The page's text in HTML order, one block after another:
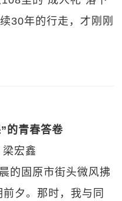
30年的行走，才刚刚
的青春答卷
宏鑫
的固原市街头微风拂
夕。那时，我与同